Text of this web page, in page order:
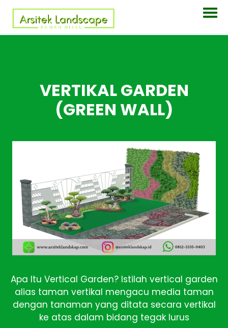
Daftar Isi 👉Lihat
VERTIKAL GARDEN
(GREEN WALL)
Apa Itu Vertical Garden? Istilah vertical garden
alias taman vertikal mengacu media taman
dengan tanaman yang ditata secara vertikal
ke atas dalam bidang tegak lurus